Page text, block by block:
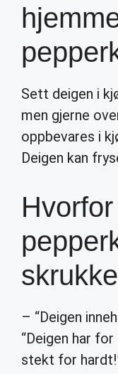
Sett deigen i
men gjerne
oppbevares i
Deigen kan
– “Deigen
“Deigen har
stekt for